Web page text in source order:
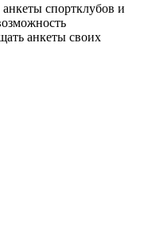
спортклубов и
анкеты своих